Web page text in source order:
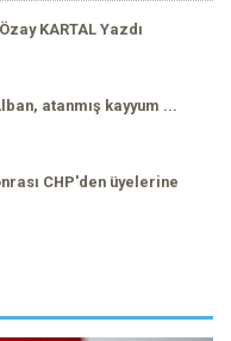
KARTAL Yazdı
atanmış kayyum ...
CHP'den üyelerine